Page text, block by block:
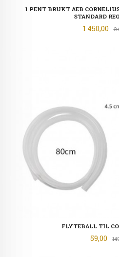
1 PENT BRUKT AEB
STANDARD
Tilbud
1 450,00 2
FLYTEBALL TIL
Tilbud
59,00